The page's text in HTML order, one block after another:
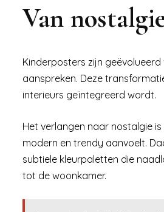
Van
Kinderposters zijn
aanspreken. Deze
interieurs geïntegreerd wordt.
Het verlangen naar nostalgie
modern en trendy aanvoelt.
subtiele kleurpaletten die
tot de woonkamer.